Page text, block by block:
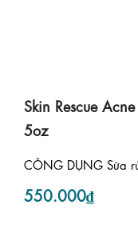
Skin Rescue
5oz
CÔNG DỤNG Sữa
550.000₫